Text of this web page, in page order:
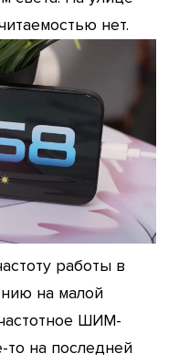
нет.
работы в
на малой
ШИМ-
то на последней